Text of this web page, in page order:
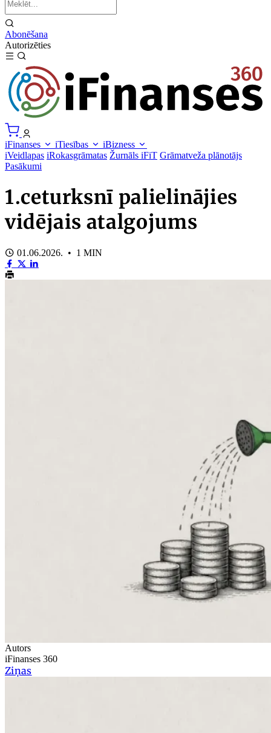
Abonēšana
Autorizēties
iFinanses iTiesības
iBizness
iVeidlapas iRokasgrāmatas Žurnāls iFiT Grāmatveža plānotājs
Pasākumi
1.ceturksnī palielinājies
vidējais atalgojums
01.06.2026. • 1 MIN
Autors
iFinanses 360
Ziņas